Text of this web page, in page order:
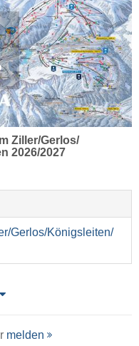
Ziller/​Gerlos/​
2026/2027
​Gerlos/​Königsleiten/​
melden